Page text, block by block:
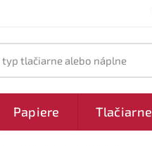
alebo náplne
Papiere Tlačiarne